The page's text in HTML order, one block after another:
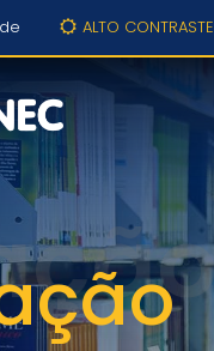
ALTO CONTRASTE